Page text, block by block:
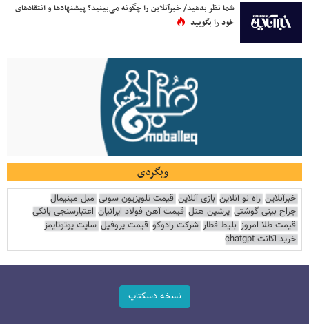
شما نظر بدهید/ خبرآنلاین را چگونه می‌بینید؟ پیشنهادها و انتقادهای
خود را بگویید
وبگردی
خبرآنلاین راه نو آنلاین بازی آنلاین قیمت تلویزیون سونی مبل مینیمال
جراح بینی گوشتی پرشین هتل قیمت آهن فولاد ایرانیان اعتبارسنجی بانکی
قیمت طلا امروز بلیط قطار شرکت رادوکو قیمت پروفیل سایت یوتوتایمز
خرید اکانت chatgpt
نسخه دسکتاپ